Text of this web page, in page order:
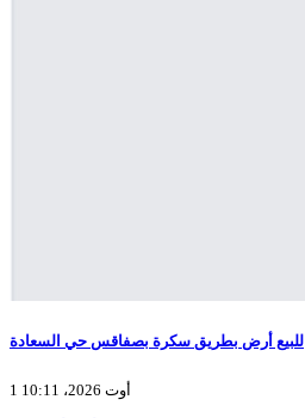
للبيع أرض بطريق سكرة بصفاقس حي السعادة
1 أوت 2026، 10:11